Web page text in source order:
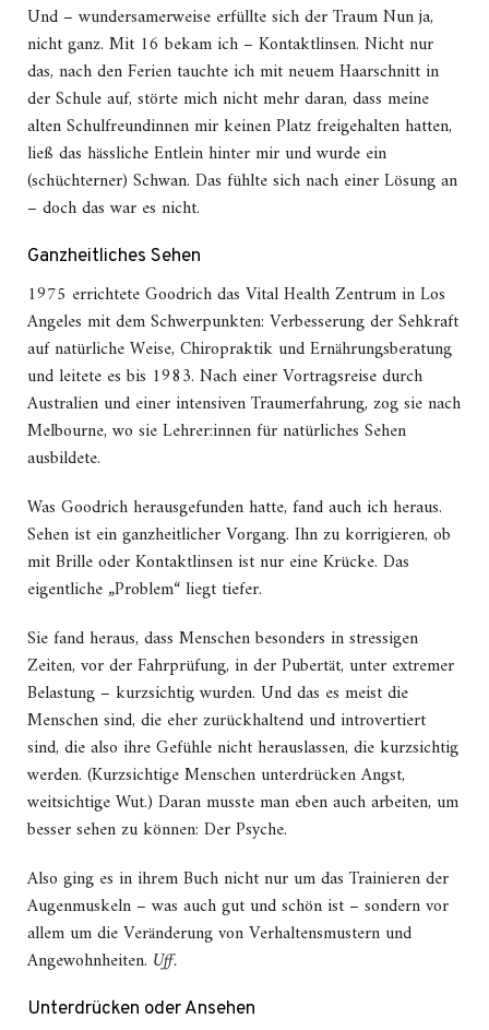
Und – wundersamerweise erfüllte sich der Traum Nun ja,
nicht ganz. Mit 16 bekam ich – Kontaktlinsen. Nicht nur
das, nach den Ferien tauchte ich mit neuem Haarschnitt in
der Schule auf, störte mich nicht mehr daran, dass meine
alten Schulfreundinnen mir keinen Platz freigehalten hatten,
ließ das hässliche Entlein hinter mir und wurde ein
(schüchterner) Schwan. Das fühlte sich nach einer Lösung an
– doch das war es nicht.
Ganzheitliches Sehen
1975 errichtete Goodrich das Vital Health Zentrum in Los
Angeles mit dem Schwerpunkten: Verbesserung der Sehkraft
auf natürliche Weise, Chiropraktik und Ernährungsberatung
und leitete es bis 1983. Nach einer Vortragsreise durch
Australien und einer intensiven Traumerfahrung, zog sie nach
Melbourne, wo sie Lehrer:innen für natürliches Sehen
ausbildete.
Was Goodrich herausgefunden hatte, fand auch ich heraus.
Sehen ist ein ganzheitlicher Vorgang. Ihn zu korrigieren, ob
mit Brille oder Kontaktlinsen ist nur eine Krücke. Das
eigentliche „Problem“ liegt tiefer.
Sie fand heraus, dass Menschen besonders in stressigen
Zeiten, vor der Fahrprüfung, in der Pubertät, unter extremer
Belastung – kurzsichtig wurden. Und das es meist die
Menschen sind, die eher zurückhaltend und introvertiert
sind, die also ihre Gefühle nicht herauslassen, die kurzsichtig
werden. (Kurzsichtige Menschen unterdrücken Angst,
weitsichtige Wut.) Daran musste man eben auch arbeiten, um
besser sehen zu können: Der Psyche.
Also ging es in ihrem Buch nicht nur um das Trainieren der
Augenmuskeln – was auch gut und schön ist – sondern vor
allem um die Veränderung von Verhaltensmustern und
Angewohnheiten. Uff.
Unterdrücken oder Ansehen